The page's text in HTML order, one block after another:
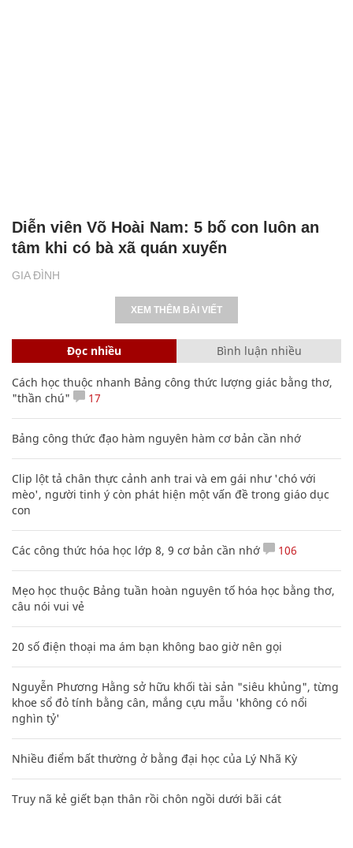
GIA ĐÌNH
Diễn viên Võ Hoài Nam: 5 bố con luôn an
tâm khi có bà xã quán xuyến
XEM THÊM BÀI VIẾT
Đọc nhiều Bình luận nhiều
Cách học thuộc nhanh Bảng công thức lượng giác bằng thơ,
"thần chú"
17
Bảng công thức đạo hàm nguyên hàm cơ bản cần nhớ
Clip lột tả chân thực cảnh anh trai và em gái như 'chó với
mèo', người tinh ý còn phát hiện một vấn đề trong giáo dục
con
Các công thức hóa học lớp 8, 9 cơ bản cần nhớ 106
Mẹo học thuộc Bảng tuần hoàn nguyên tố hóa học bằng thơ,
câu nói vui vẻ
20 số điện thoại ma ám bạn không bao giờ nên gọi
Nguyễn Phương Hằng sở hữu khối tài sản "siêu khủng", từng
khoe sổ đỏ tính bằng cân, mắng cựu mẫu 'không có nổi
nghìn tỷ'
Nhiều điểm bất thường ở bằng đại học của Lý Nhã Kỳ
Truy nã kẻ giết bạn thân rồi chôn ngồi dưới bãi cát